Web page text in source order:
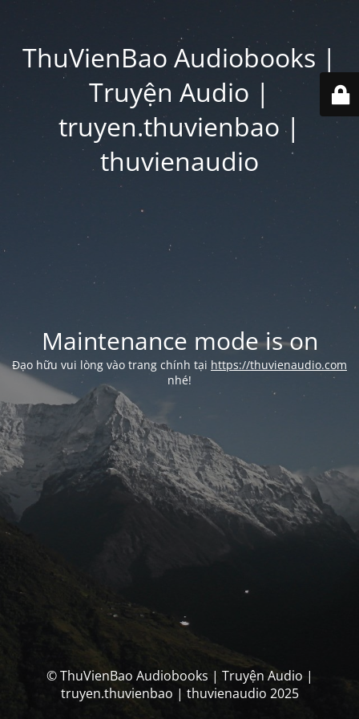
ThuVienBao Audiobooks |
Truyện Audio |
truyen.thuvienbao |
thuvienaudio
Maintenance mode is on
Đạo hữu vui lòng vào trang chính tại https://thuvienaudio.com
nhé!
© ThuVienBao Audiobooks | Truyện Audio |
truyen.thuvienbao | thuvienaudio 2025